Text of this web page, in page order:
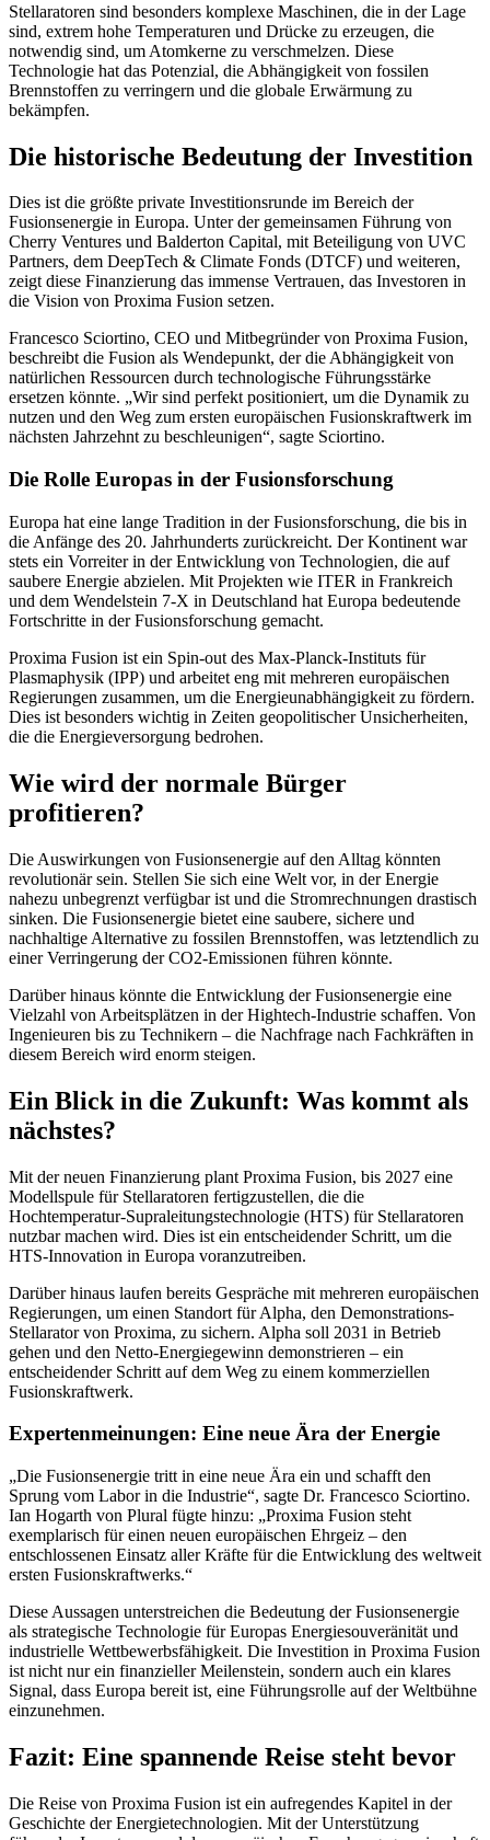
Stellaratoren sind besonders komplexe Maschinen, die in der Lage
sind, extrem hohe Temperaturen und Drücke zu erzeugen, die
notwendig sind, um Atomkerne zu verschmelzen. Diese
Technologie hat das Potenzial, die Abhängigkeit von fossilen
Brennstoffen zu verringern und die globale Erwärmung zu
bekämpfen.
Die historische Bedeutung der Investition
Dies ist die größte private Investitionsrunde im Bereich der
Fusionsenergie in Europa. Unter der gemeinsamen Führung von
Cherry Ventures und Balderton Capital, mit Beteiligung von UVC
Partners, dem DeepTech & Climate Fonds (DTCF) und weiteren,
zeigt diese Finanzierung das immense Vertrauen, das Investoren in
die Vision von Proxima Fusion setzen.
Francesco Sciortino, CEO und Mitbegründer von Proxima Fusion,
beschreibt die Fusion als Wendepunkt, der die Abhängigkeit von
natürlichen Ressourcen durch technologische Führungsstärke
ersetzen könnte. „Wir sind perfekt positioniert, um die Dynamik zu
nutzen und den Weg zum ersten europäischen Fusionskraftwerk im
nächsten Jahrzehnt zu beschleunigen“, sagte Sciortino.
Die Rolle Europas in der Fusionsforschung
Europa hat eine lange Tradition in der Fusionsforschung, die bis in
die Anfänge des 20. Jahrhunderts zurückreicht. Der Kontinent war
stets ein Vorreiter in der Entwicklung von Technologien, die auf
saubere Energie abzielen. Mit Projekten wie ITER in Frankreich
und dem Wendelstein 7-X in Deutschland hat Europa bedeutende
Fortschritte in der Fusionsforschung gemacht.
Proxima Fusion ist ein Spin-out des Max-Planck-Instituts für
Plasmaphysik (IPP) und arbeitet eng mit mehreren europäischen
Regierungen zusammen, um die Energieunabhängigkeit zu fördern.
Dies ist besonders wichtig in Zeiten geopolitischer Unsicherheiten,
die die Energieversorgung bedrohen.
Wie wird der normale Bürger
profitieren?
Die Auswirkungen von Fusionsenergie auf den Alltag könnten
revolutionär sein. Stellen Sie sich eine Welt vor, in der Energie
nahezu unbegrenzt verfügbar ist und die Stromrechnungen drastisch
sinken. Die Fusionsenergie bietet eine saubere, sichere und
nachhaltige Alternative zu fossilen Brennstoffen, was letztendlich zu
einer Verringerung der CO2-Emissionen führen könnte.
Darüber hinaus könnte die Entwicklung der Fusionsenergie eine
Vielzahl von Arbeitsplätzen in der Hightech-Industrie schaffen. Von
Ingenieuren bis zu Technikern – die Nachfrage nach Fachkräften in
diesem Bereich wird enorm steigen.
Ein Blick in die Zukunft: Was kommt als
nächstes?
Mit der neuen Finanzierung plant Proxima Fusion, bis 2027 eine
Modellspule für Stellaratoren fertigzustellen, die die
Hochtemperatur-Supraleitungstechnologie (HTS) für Stellaratoren
nutzbar machen wird. Dies ist ein entscheidender Schritt, um die
HTS-Innovation in Europa voranzutreiben.
Darüber hinaus laufen bereits Gespräche mit mehreren europäischen
Regierungen, um einen Standort für Alpha, den Demonstrations-
Stellarator von Proxima, zu sichern. Alpha soll 2031 in Betrieb
gehen und den Netto-Energiegewinn demonstrieren – ein
entscheidender Schritt auf dem Weg zu einem kommerziellen
Fusionskraftwerk.
Expertenmeinungen: Eine neue Ära der Energie
„Die Fusionsenergie tritt in eine neue Ära ein und schafft den
Sprung vom Labor in die Industrie“, sagte Dr. Francesco Sciortino.
Ian Hogarth von Plural fügte hinzu: „Proxima Fusion steht
exemplarisch für einen neuen europäischen Ehrgeiz – den
entschlossenen Einsatz aller Kräfte für die Entwicklung des weltweit
ersten Fusionskraftwerks.“
Diese Aussagen unterstreichen die Bedeutung der Fusionsenergie
als strategische Technologie für Europas Energiesouveränität und
industrielle Wettbewerbsfähigkeit. Die Investition in Proxima Fusion
ist nicht nur ein finanzieller Meilenstein, sondern auch ein klares
Signal, dass Europa bereit ist, eine Führungsrolle auf der Weltbühne
einzunehmen.
Fazit: Eine spannende Reise steht bevor
Die Reise von Proxima Fusion ist ein aufregendes Kapitel in der
Geschichte der Energietechnologien. Mit der Unterstützung